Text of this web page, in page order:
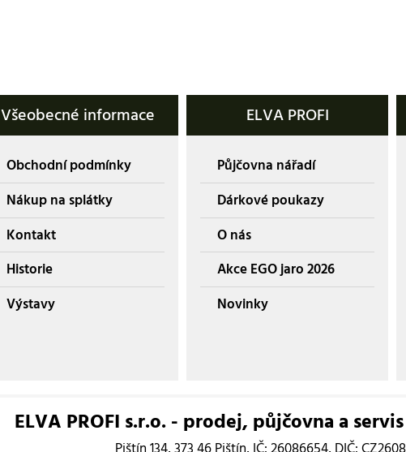
Všeobecné informace
Obchodní podmínky
Nákup na splátky
Kontakt
Historie
Výstavy
ELVA PROFI
Půjčovna nářadí
Dárkové poukazy
O nás
Akce EGO jaro 2026
Novinky
ELVA PROFI s.r.o. - prodej, půjčovna a